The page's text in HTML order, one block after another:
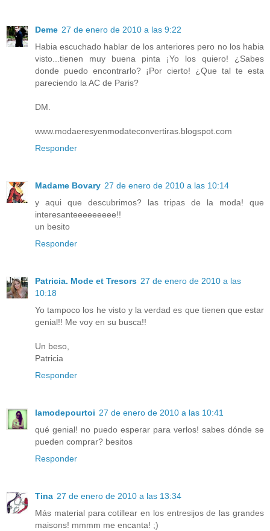
Deme 27 de enero de 2010 a las 9:22
Habia escuchado hablar de los anteriores pero no los habia
visto...tienen muy buena pinta ¡Yo los quiero! ¿Sabes
donde puedo encontrarlo? ¡Por cierto! ¿Que tal te esta
pareciendo la AC de Paris?
DM.
www.modaeresyenmodateconvertiras.blogspot.com
Responder
Madame Bovary 27 de enero de 2010 a las 10:14
y aqui que descubrimos? las tripas de la moda! que
interesanteeeeeeeee!!
un besito
Responder
Patricia. Mode et Tresors 27 de enero de 2010 a las
10:18
Yo tampoco los he visto y la verdad es que tienen que estar
genial!! Me voy en su busca!!
Un beso,
Patricia
Responder
lamodepourtoi 27 de enero de 2010 a las 10:41
qué genial! no puedo esperar para verlos! sabes dónde se
pueden comprar? besitos
Responder
Tina 27 de enero de 2010 a las 13:34
Más material para cotillear en los entresijos de las grandes
maisons! mmmm me encanta! ;)